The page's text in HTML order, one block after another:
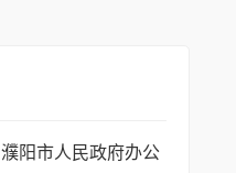
濮阳市人民政府办公